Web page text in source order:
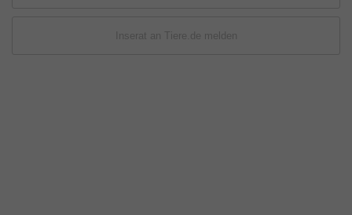
Inserat an Tiere.de melden